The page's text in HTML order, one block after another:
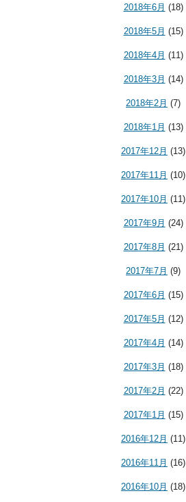
2018年6月 (18)
2018年5月 (15)
2018年4月 (11)
2018年3月 (14)
2018年2月 (7)
2018年1月 (13)
2017年12月 (13)
2017年11月 (10)
2017年10月 (11)
2017年9月 (24)
2017年8月 (21)
2017年7月 (9)
2017年6月 (15)
2017年5月 (12)
2017年4月 (14)
2017年3月 (18)
2017年2月 (22)
2017年1月 (15)
2016年12月 (11)
2016年11月 (16)
2016年10月 (18)